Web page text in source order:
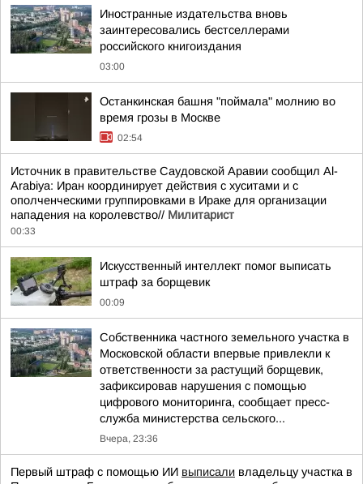
Иностранные издательства вновь
заинтересовались бестселлерами
российского книгоиздания
03:00
Останкинская башня "поймала" молнию во
время грозы в Москве
02:54
Источник в правительстве Саудовской Аравии сообщил Al-
Arabiya: Иран координирует действия с хуситами и с
ополченческими группировками в Ираке для организации
нападения на королевство// Милитарист
00:33
Искусственный интеллект помог выписать
штраф за борщевик
00:09
Собственника частного земельного участка в
Московской области впервые привлекли к
ответственности за растущий борщевик,
зафиксировав нарушения с помощью
цифрового мониторинга, сообщает пресс-
служба министерства сельского...
Вчера, 23:36
Первый штраф с помощью ИИ выписали владельцу участка в